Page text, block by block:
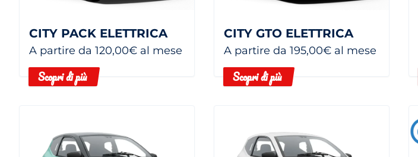
CITY PACK ELETTRICA
A partire da 120,00€ al mese
Scopri di più
CITY GTO ELETTRICA
A partire da 195,00€ al mese
Scopri di più